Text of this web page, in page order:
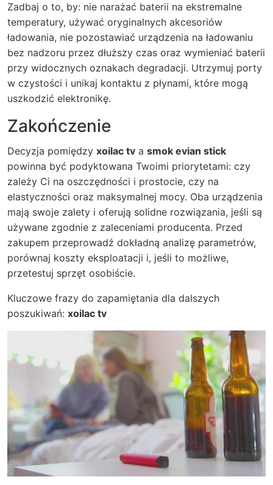
Zadbaj o to, by: nie narażać baterii na ekstremalne
temperatury, używać oryginalnych akcesoriów
ładowania, nie pozostawiać urządzenia na ładowaniu
bez nadzoru przez dłuższy czas oraz wymieniać baterii
przy widocznych oznakach degradacji. Utrzymuj porty
w czystości i unikaj kontaktu z płynami, które mogą
uszkodzić elektronikę.
Zakończenie
Decyzja pomiędzy xoilac tv a smok evian stick
powinna być podyktowana Twoimi priorytetami: czy
zależy Ci na oszczędności i prostocie, czy na
elastyczności oraz maksymalnej mocy. Oba urządzenia
mają swoje zalety i oferują solidne rozwiązania, jeśli są
używane zgodnie z zaleceniami producenta. Przed
zakupem przeprowadź dokładną analizę parametrów,
porównaj koszty eksploatacji i, jeśli to możliwe,
przetestuj sprzęt osobiście.
Kluczowe frazy do zapamiętania dla dalszych
poszukiwań: xoilac tv